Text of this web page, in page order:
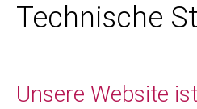
Technische
Unsere Website